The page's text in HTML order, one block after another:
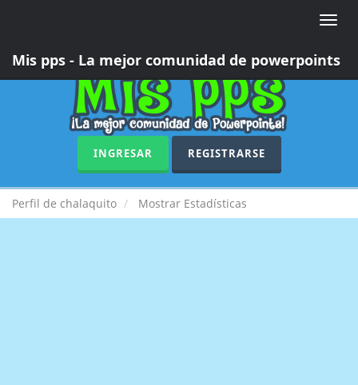
Toggle
Mis pps - La mejor comunidad de powerpoints
INGRESAR REGISTRARSE
Perfil de chalaquito Mostrar Estadísticas